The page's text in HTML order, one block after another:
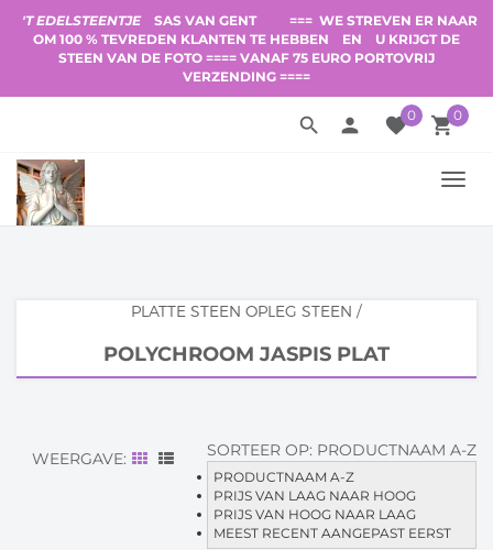
'T EDELSTEENTJE SAS VAN GENT
=== WE STREVEN ER NAAR
OM 100 % TEVREDEN KLANTEN TE HEBBEN
EN
U KRIJGT DE
STEEN VAN DE FOTO ==== VANAF 75 EURO PORTOVRIJ
VERZENDING ====
local_grocery_store0
favorite0
search person
PLATTE STEEN OPLEG STEEN /
POLYCHROOM JASPIS PLAT
SORTEER OP: PRODUCTNAAM A-Z
PRODUCTNAAM A-Z
PRIJS VAN LAAG NAAR HOOG
PRIJS VAN HOOG NAAR LAAG
MEEST RECENT AANGEPAST EERST
WEERGAVE: